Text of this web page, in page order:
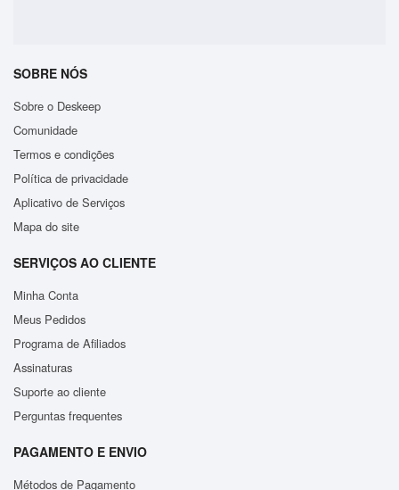
SOBRE NÓS
Sobre o Deskeep
Comunidade
Termos e condições
Política de privacidade
Aplicativo de Serviços
Mapa do site
SERVIÇOS AO CLIENTE
Minha Conta
Meus Pedidos
Programa de Afiliados
Assinaturas
Suporte ao cliente
Perguntas frequentes
PAGAMENTO E ENVIO
Métodos de Pagamento